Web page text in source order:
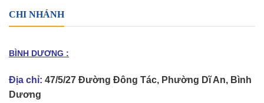
CHI NHÁNH
BÌNH DƯƠNG :
Địa chỉ: 47/5/27 Đường Đông Tác, Phường Dĩ An, Bình
Dương